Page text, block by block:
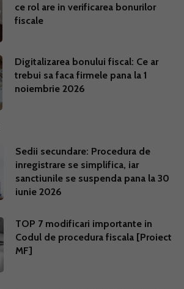
ce rol are in verificarea bonurilor
fiscale
Digitalizarea bonului fiscal: Ce ar
trebui sa faca firmele pana la 1
noiembrie 2026
Sedii secundare: Procedura de
inregistrare se simplifica, iar
sanctiunile se suspenda pana la 30
iunie 2026
TOP 7 modificari importante in
Codul de procedura fiscala [Proiect
MF]